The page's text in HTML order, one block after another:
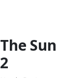
The
2